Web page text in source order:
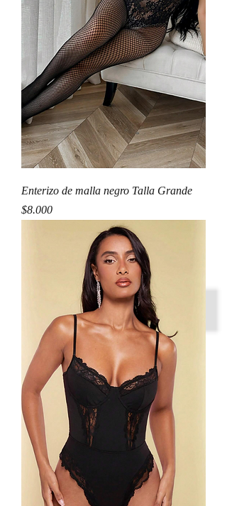
Enterizo de malla negro Talla Grande
Precio
$8.000